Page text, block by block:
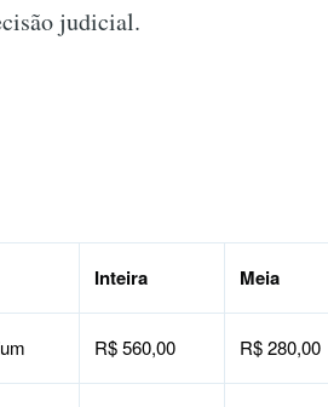
judicial.
Inteira Meia
R$ 560,00 R$ 280,00